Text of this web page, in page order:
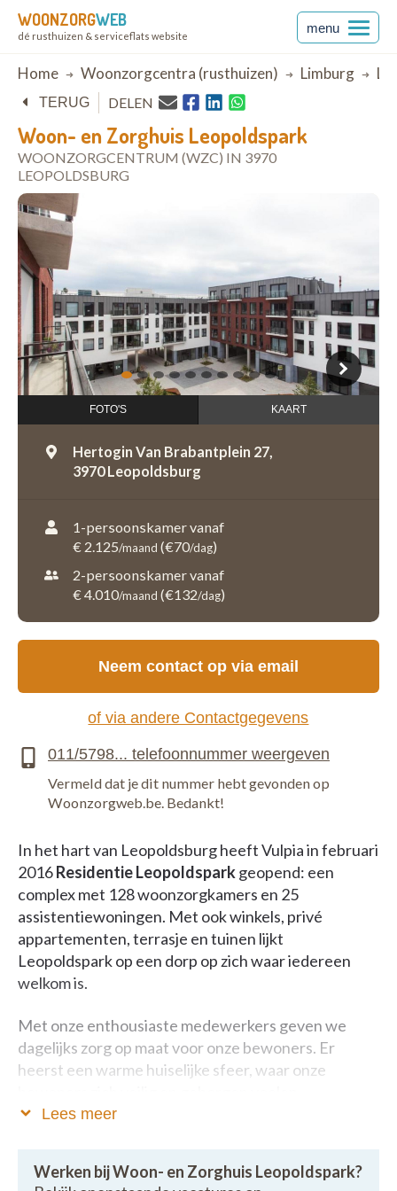
WOONZORGWEB
dé rusthuizen & serviceflats website
menu
Breadcrumb
Home Woonzorgcentra (rusthuizen) Limburg
Woon- en Zorghuis Leopoldspark
WOONZORGCENTRUM (WZC) IN 3970
LEOPOLDSBURG
TERUG DELEN
1 2 3 4 5 6 7 8 9 10
open in Google Maps
FOTO'S KAART
Hertogin Van Brabantplein 27,
3970 Leopoldsburg
1-persoonskamer vanaf
€ 2.125/maand (€70/dag)
2-persoonskamer vanaf
€ 4.010/maand (€132/dag)
In het hart van Leopoldsburg heeft Vulpia in februari
2016Residentie Leopoldsparkgeopend: een
complex met 128 woonzorgkamers en 25
assistentiewoningen. Met ook winkels, privé
appartementen, terrasje en tuinen lijkt
Leopoldspark op een dorp op zich waar iedereen
welkom is.
Met onze enthousiaste medewerkers geven we
dagelijks zorg op maat voor onze bewoners. Er
heerst een warme huiselijke sfeer, waar onze
verwoorden: Maria, 83 jaar:“Ik ben hier
Lees meer
Werken bij Woon- en Zorghuis Leopoldspark?
Neem contact op via email
of via andere Contactgegevens
Vermeld dat je dit nummer hebt gevonden op
Woonzorgweb.be. Bedankt!